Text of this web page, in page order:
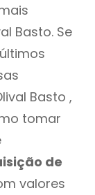
Basto. Se
Basto ,
tomar
de
valores